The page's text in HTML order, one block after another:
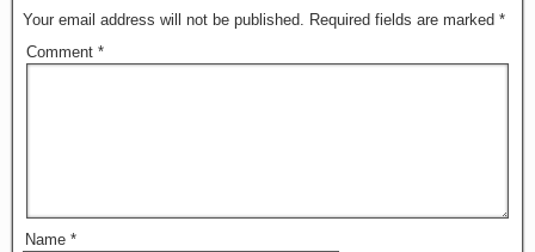
Your email address will not be published. Required fields are marked *
Comment *
Name *